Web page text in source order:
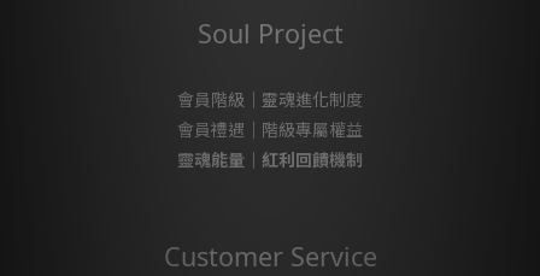
Soul Project
會員階級｜靈魂進化制度
會員禮遇｜階級專屬權益
靈魂能量｜紅利回饋機制
Customer Service